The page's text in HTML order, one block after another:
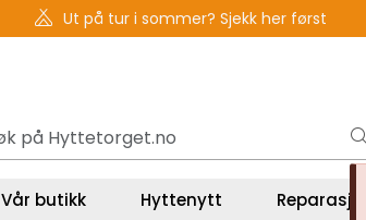
Gavekort - Gaven som ALLTID funker!
Vår butikk Hyttenytt